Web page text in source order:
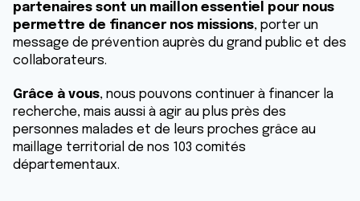
partenaires sont un maillon essentiel
pour nous
permettre de financer nos missions, porter un
message de prévention auprès du grand public et des
collaborateurs.
Grâce à vous, nous pouvons continuer à financer la
recherche, mais aussi à agir au plus près des
personnes malades et de leurs proches grâce au
maillage territorial de nos 103 comités
départementaux.